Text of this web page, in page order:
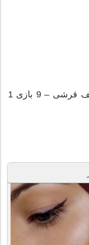
2018 – 2019 : باشگاه جوانان نسف قرشی – 9 بازی 1